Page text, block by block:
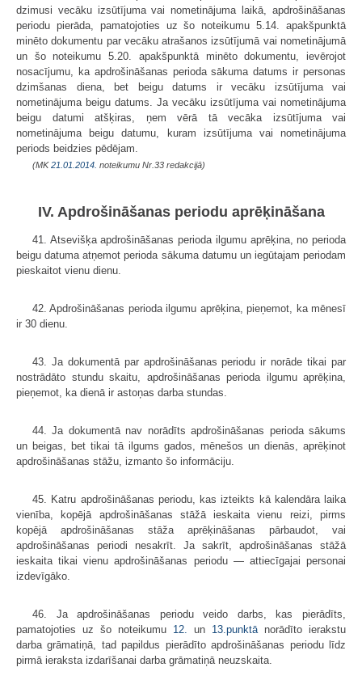
dzimusi vecāku izsūtījuma vai nometinājuma laikā, apdrošināšanas
periodu pierāda, pamatojoties uz šo noteikumu 5.14. apakšpunktā
minēto dokumentu par vecāku atrašanos izsūtījumā vai nometinājumā
un šo noteikumu 5.20. apakšpunktā minēto dokumentu, ievērojot
nosacījumu, ka apdrošināšanas perioda sākuma datums ir personas
dzimšanas diena, bet beigu datums ir vecāku izsūtījuma vai
nometinājuma beigu datums. Ja vecāku izsūtījuma vai nometinājuma
beigu datumi atšķiras, ņem vērā tā vecāka izsūtījuma vai
nometinājuma beigu datumu, kuram izsūtījuma vai nometinājuma
periods beidzies pēdējam.
(MK21.01.2014. noteikumu Nr.33 redakcijā)
IV. Apdrošināšanas periodu aprēķināšana
41. Atsevišķa apdrošināšanas perioda ilgumu aprēķina, no perioda
beigu datuma atņemot perioda sākuma datumu un iegūtajam periodam
pieskaitot vienu dienu.
42. Apdrošināšanas perioda ilgumu aprēķina, pieņemot, ka mēnesī
ir 30 dienu.
43. Ja dokumentā par apdrošināšanas periodu ir norāde tikai par
nostrādāto stundu skaitu, apdrošināšanas perioda ilgumu aprēķina,
pieņemot, ka dienā ir astoņas darba stundas.
44. Ja dokumentā nav norādīts apdrošināšanas perioda sākums
un beigas, bet tikai tā ilgums gados, mēnešos un dienās, aprēķinot
apdrošināšanas stāžu, izmanto šo informāciju.
45. Katru apdrošināšanas periodu, kas izteikts kā kalendāra laika
vienība, kopējā apdrošināšanas stāžā ieskaita vienu reizi, pirms
kopējā apdrošināšanas stāža aprēķināšanas pārbaudot, vai
apdrošināšanas periodi nesakrīt. Ja sakrīt, apdrošināšanas stāžā
ieskaita tikai vienu apdrošināšanas periodu — attiecīgajai personai
izdevīgāko.
46. Ja apdrošināšanas periodu veido darbs, kas pierādīts,
pamatojoties uz šo noteikumu 12. un 13.punktānorādīto ierakstu
darba grāmatiņā, tad papildus pierādīto apdrošināšanas periodu līdz
pirmā ieraksta izdarīšanai darba grāmatiņā neuzskaita.